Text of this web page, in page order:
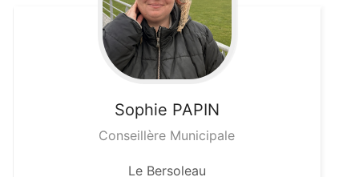
Sophie PAPIN
Conseillère Municipale
Le Bersoleau